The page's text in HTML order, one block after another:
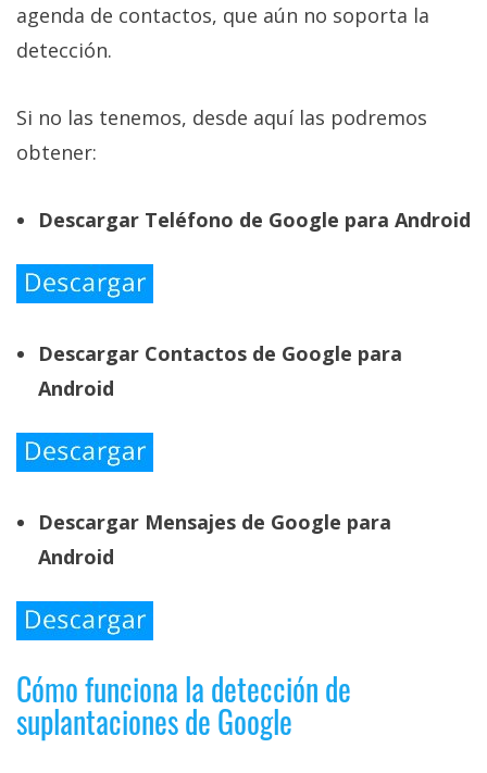
agenda de contactos, que aún no soporta la
detección.
Si no las tenemos, desde aquí las podremos
obtener:
Descargar Teléfono de Google para Android
Descargar Contactos de Google para
Android
Descargar Mensajes de Google para
Android
Cómo funciona la detección de
suplantaciones de Google